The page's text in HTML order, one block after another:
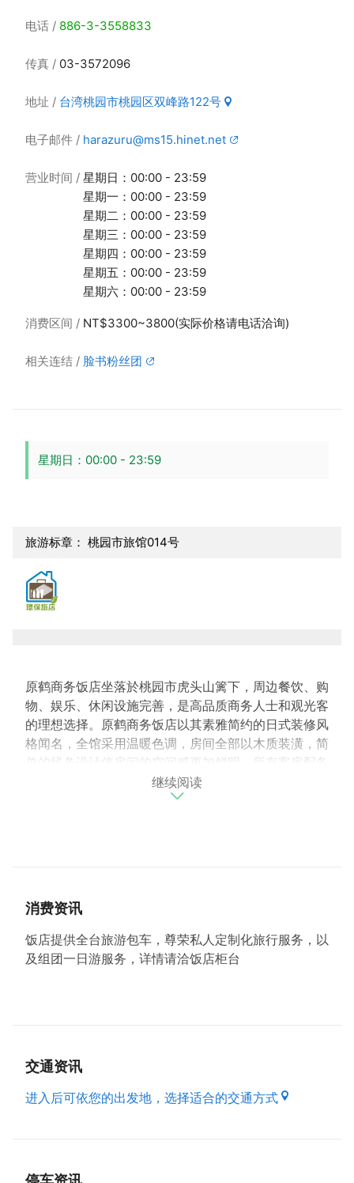
电话 886-3-3558833
传真 03-3572096
地址 台湾桃园市桃园区双峰路122号
电子邮件 harazuru@ms15.hinet.net
营业时间
星期日：00:00 - 23:59
星期一：00:00 - 23:59
星期二：00:00 - 23:59
星期三：00:00 - 23:59
星期四：00:00 - 23:59
星期五：00:00 - 23:59
星期六：00:00 - 23:59
消费区间 NT$3300~3800(实际价格请电话洽询)
相关连结 脸书粉丝团
星期日：00:00 - 23:59
旅游标章： 桃园市旅馆014号
原鹤商务饭店坐落於桃园市虎头山篱下，周边餐饮、购
物、娱乐、休闲设施完善，是高品质商务人士和观光客
的理想选择。原鹤商务饭店以其素雅简约的日式装修风
格闻名，全馆采用温暖色调，房间全部以木质装潢，简
单的线条设计使房间的空间感更加鲜明。所有客房配备
无线wifi，浴缸及独立淋浴，中央空调、led电视机、
小冰箱以及私人保险箱服务，并采用pierre cardin洗浴
市中心，而步行十分钟即可搭乘桃园客运大巴往返机
场。周边有新光三越百货公司，大有商圈，夜市，生活
超市，便利商店，电讯公司，邮局，银行甚至药局，宾
计程车以及专属司机付费接送业务。一楼大厅每天早上
供免费意式咖啡、红茶、小点心，以及wifi，贵客们可
继续阅读
消费资讯
饭店提供全台旅游包车，尊荣私人定制化旅行服务，以
及组团一日游服务，详情请洽饭店柜台
交通资讯
进入后可依您的出发地，选择适合的交通方式